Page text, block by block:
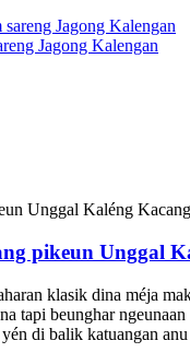
Jagong Kalengan
pikeun Unggal
klasik dina méja
tapi beunghar
di balik katuangan